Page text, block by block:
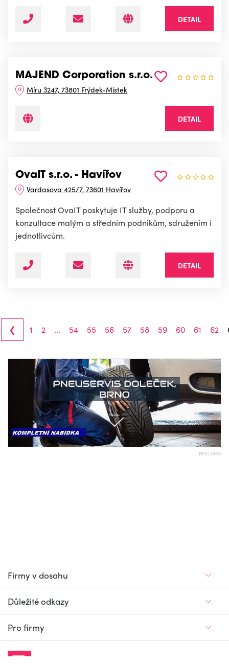
DETAIL
MAJEND Corporation s.r.o.
Míru 3247, 73801 Frýdek-Místek
DETAIL
OvaIT s.r.o. - Havířov
Vardasova 425/7, 73601 Havířov
Společnost OvaIT poskytuje IT služby, podporu a
konzultace malým a středním podnikům, sdružením i
jednotlivcům.
DETAIL
‹ 1 2 ... 54 55 56 57 58 59 60 61 62
REKLAMA
Firmy v dosahu
Důležité odkazy
Pro firmy